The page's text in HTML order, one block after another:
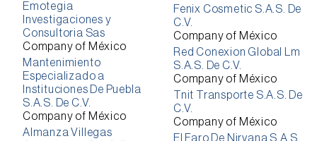
Emotegia
Investigaciones y
Consultoria Sas
Company of México
Mantenimiento
Especializado a
Instituciones De Puebla
S.A.S. De C.V.
Company of México
Almanza Villegas
Fenix Cosmetic S.A.S. De
C.V.
Company of México
Red Conexion Global Lm
S.A.S. De C.V.
Company of México
Tnit Transporte S.A.S. De
C.V.
Company of México
El Faro De Nirvana S.A.S.